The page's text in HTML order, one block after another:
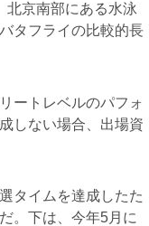
北京南部にある水泳
タフライの比較的長
ートレベルのパフォ
しない場合、出場資
タイムを達成したた
。下は、今年5月に